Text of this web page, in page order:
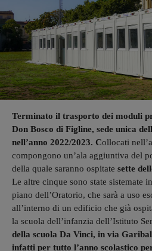
Terminato il trasporto dei moduli
Don Bosco di Figline, sede unica
nell’anno 2022/2023. Collocati
compongono un’ala aggiuntiva del
della quale saranno ospitate sette
Le altre cinque sono state sistemate
piano dell’Oratorio, che sarà a uso
all’interno di un edificio che già
la scuola dell’infanzia dell’Istituto
della scuola Da Vinci, in via
infatti per tutto l’anno scolastico